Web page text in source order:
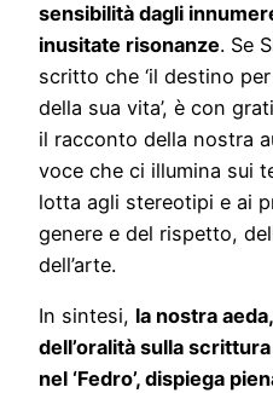
sensibilità dagli
inusitate risonanze. Se
scritto che ‘il destino
della sua vita’, è con
il racconto della nostra
voce che ci illumina sui
lotta agli stereotipi e ai
genere e del rispetto,
dell’arte.
In sintesi, la nostra
dell’oralità sulla
nel ‘Fedro’, dispiega